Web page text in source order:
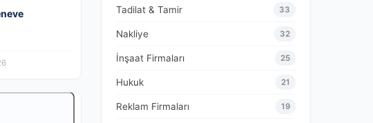
Tadilat & Tamir 33
Nakliye 32
İnşaat Firmaları 25
Hukuk 21
Reklam Firmaları 19